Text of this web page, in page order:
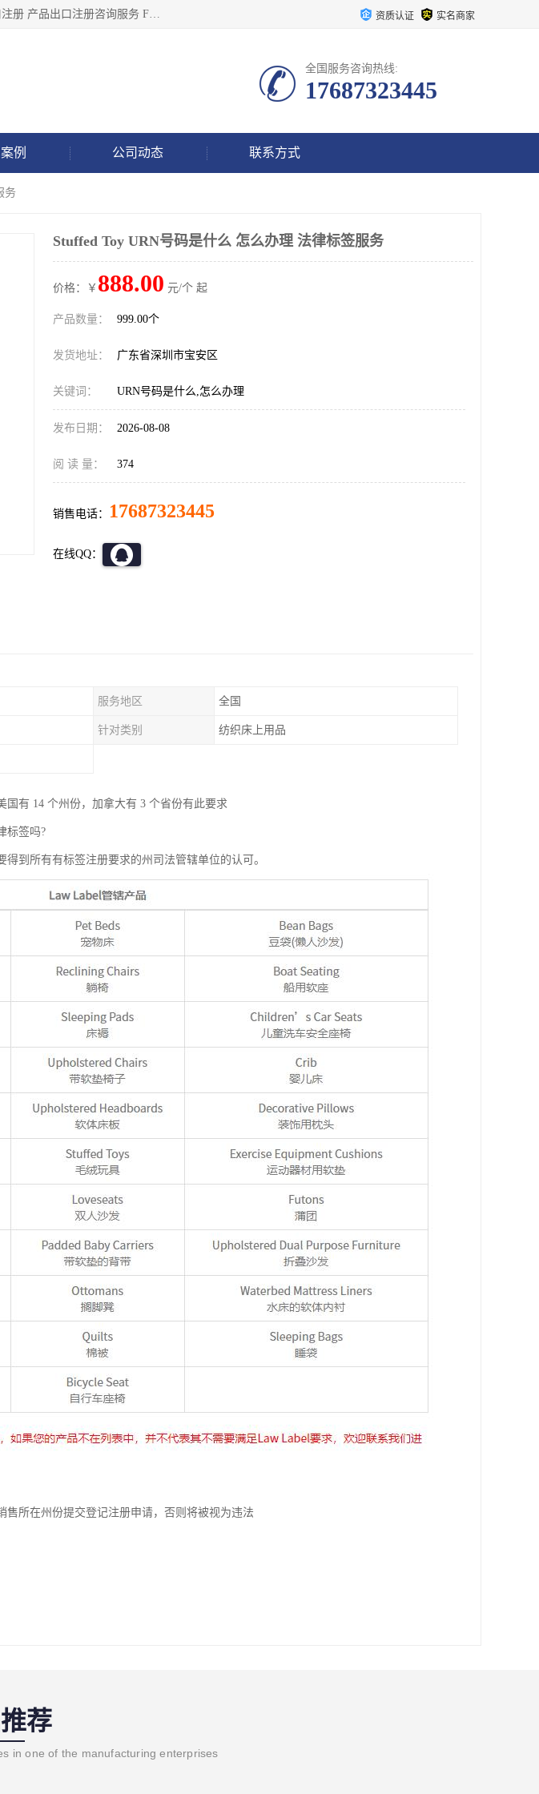
深圳市鼎顺检测认证有限公司专注于各类产品出口注册 产品注册 美国URN注册 跨境电商产品出口注册 产品出口注册咨询服务 FDA食品注册等我们是一家商务服务公司，为客户提供商标注册，本公司实力雄厚，能满足客户多种需求。 资质认证 实名商家
全国服务咨询热线:
17687323445
例 公司动态 联系方式
务
Stuffed Toy URN号码是什么 怎么办理 法律标签服务
价格：￥ 888.00 元/个 起
产品数量： 999.00个
发货地址： 广东省深圳市宝安区
关键词： URN号码是什么,怎么办理
发布日期： 2026-08-08
阅 读 量： 374
销售电话： 17687323445
在线QQ：
服务地区 全国
针对类别 纺织床上用品
有 14 个州份，加拿大有 3 个省份有此要求
标签吗?
到所有有标签注册要求的州司法管辖单位的认可。
所在州份提交登记注册申请，否则将被视为违法
荐
in one of the manufacturing enterprises